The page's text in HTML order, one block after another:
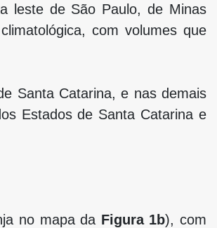
leste de São Paulo, de Minas
com volumes que
Santa Catarina, e nas demais
Estados de Santa Catarina e
no mapa da Figura 1b), com